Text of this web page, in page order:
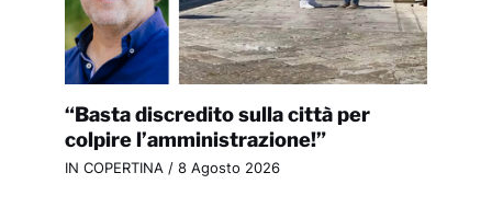
“Basta discredito sulla città per
colpire l’amministrazione!”
IN COPERTINA/ 8 Agosto 2026